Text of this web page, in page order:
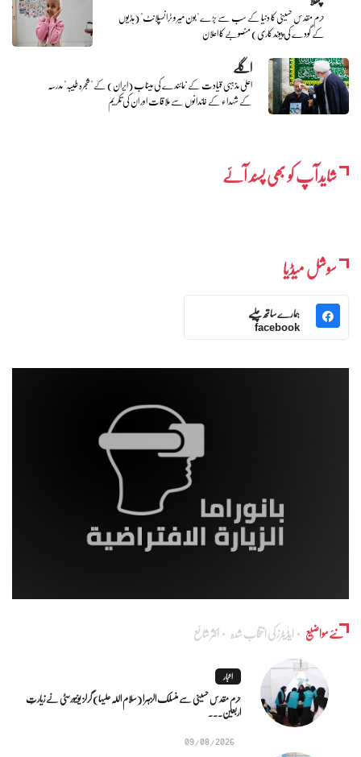
حرم مقدس حسینی کا دنیا کے سب سے بڑے "بون میرو ٹرانسپلانٹ" (ہڈیوں
کے گودے کی پیوند کاری) منصوبے کا اعلان
اگلے
اعلیٰ مذہبی قیادت کے نمائندے کی میناب (ایران) کے "شجرہ طیبہ" مدرسہ
کے شہداء کے خاندانوں سے ملاقات اور ان کی تکریم
شایدآپ کو بھی پسند آئے
سوشل میڈیا
ہمارے ساتھ چلیے
facebook
نئے مواضیع ایڈٰیٹرز کی انتخاب شدہ اکثر شائع
اخبار
حرم مقدس حسینی سے منسلک الزہرا (سلام اللہ علیہا) گرلز یونیورسٹی نے زیارتِ
اربعین...
09/08/2026